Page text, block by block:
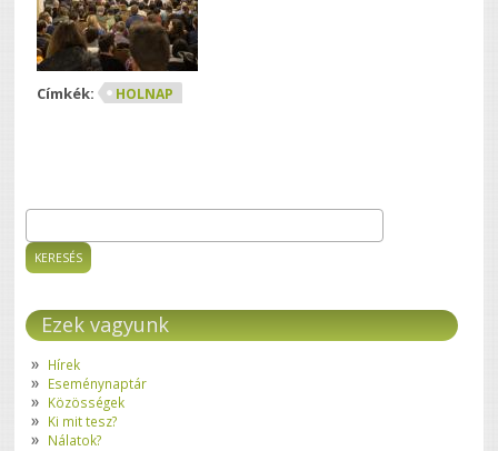
Címkék: HOLNAP
Keresés űrlap
Ezek vagyunk
Hírek
Eseménynaptár
Közösségek
Ki mit tesz?
Nálatok?